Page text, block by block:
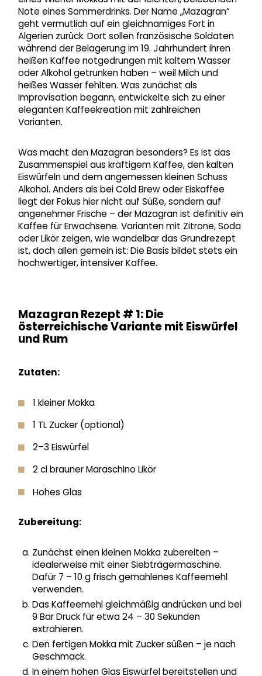
Note eines Sommerdrinks. Der Name „Mazagran“
geht vermutlich auf ein gleichnamiges Fort in
Algerien zurück. Dort sollen französische Soldaten
während der Belagerung im 19. Jahrhundert ihren
heißen Kaffee notgedrungen mit kaltem Wasser
oder Alkohol getrunken haben – weil Milch und
heißes Wasser fehlten. Was zunächst als
Improvisation begann, entwickelte sich zu einer
eleganten Kaffeekreation mit zahlreichen
Varianten.
Was macht den Mazagran besonders? Es ist das
Zusammenspiel aus kräftigem Kaffee, den kalten
Eiswürfeln und dem angemessen kleinen Schuss
Alkohol. Anders als bei Cold Brew oder Eiskaffee
liegt der Fokus hier nicht auf Süße, sondern auf
angenehmer Frische – der Mazagran ist definitiv ein
Kaffee für Erwachsene. Varianten mit Zitrone, Soda
oder Likör zeigen, wie wandelbar das Grundrezept
ist, doch allen gemein ist: Die Basis bildet stets ein
hochwertiger, intensiver Kaffee.
Mazagran Rezept # 1: Die
österreichische Variante mit Eiswürfel
und Rum
Zutaten:
1 kleiner Mokka
1 TL Zucker (optional)
2–3 Eiswürfel
2 cl brauner Maraschino Likör
Hohes Glas
Zubereitung:
Zunächst einen kleinen Mokka zubereiten –
idealerweise mit einer Siebträgermaschine.
Dafür 7 – 10 g frisch gemahlenes Kaffeemehl
verwenden.
Das Kaffeemehl gleichmäßig andrücken und bei
9 Bar Druck für etwa 24 – 30 Sekunden
extrahieren.
Den fertigen Mokka mit Zucker süßen – je nach
Geschmack.
In einem hohen Glas Eiswürfel bereitstellen und